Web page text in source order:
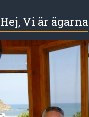
Hej, Vi är ägarna